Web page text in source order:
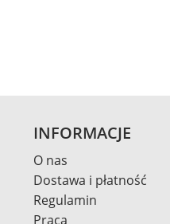
INFORMACJE
O nas
Dostawa i płatność
Regulamin
Praca